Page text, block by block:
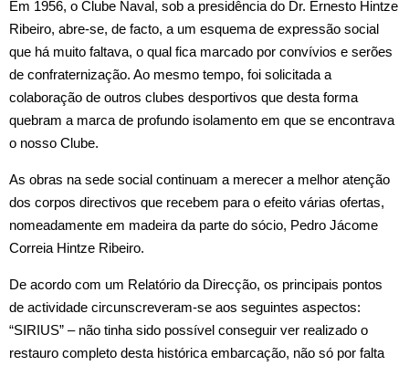
Em 1956, o Clube Naval, sob a presidência do Dr. Ernesto Hintze
Ribeiro, abre‑se, de facto, a um esquema de expressão social
que há muito faltava, o qual fica marcado por convívios e serões
de confraternização. Ao mesmo tempo, foi solicitada a
colaboração de outros clubes desportivos que desta forma
quebram a marca de profundo isolamento em que se encontrava
o nosso Clube.
As obras na sede social continuam a merecer a melhor atenção
dos corpos directivos que recebem para o efeito várias ofertas,
nomeadamente em madeira da parte do sócio, Pedro Jácome
Correia Hintze Ribeiro.
De acordo com um Relatório da Direcção, os principais pontos
de actividade circunscreveram‑se aos seguintes aspectos:
“SIRIUS” – não tinha sido possível conseguir ver realizado o
restauro completo desta histórica embarcação, não só por falta